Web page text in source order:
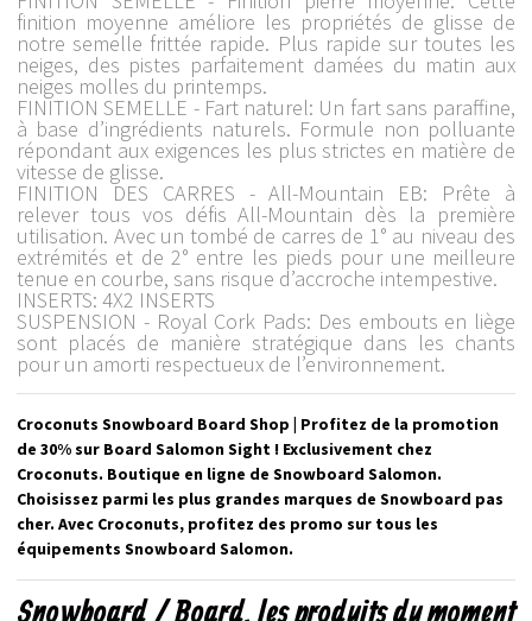
finition moyenne améliore les propriétés de glisse de
notre semelle frittée rapide. Plus rapide sur toutes les
neiges, des pistes parfaitement damées du matin aux
neiges molles du printemps.
FINITION SEMELLE - Fart naturel: Un fart sans paraffine,
à base d’ingrédients naturels. Formule non polluante
répondant aux exigences les plus strictes en matière de
vitesse de glisse.
FINITION DES CARRES - All-Mountain EB: Prête à
relever tous vos défis All-Mountain dès la première
utilisation. Avec un tombé de carres de 1° au niveau des
extrémités et de 2° entre les pieds pour une meilleure
tenue en courbe, sans risque d’accroche intempestive.
INSERTS: 4X2 INSERTS
SUSPENSION - Royal Cork Pads: Des embouts en liège
sont placés de manière stratégique dans les chants
pour un amorti respectueux de l’environnement.
Croconuts Snowboard Board Shop | Profitez de la promotion
de 30% sur Board Salomon Sight ! Exclusivement chez
Croconuts. Boutique en ligne de Snowboard Salomon.
Choisissez parmi les plus grandes marques de Snowboard pas
cher. Avec Croconuts, profitez des promo sur tous les
équipements Snowboard Salomon.